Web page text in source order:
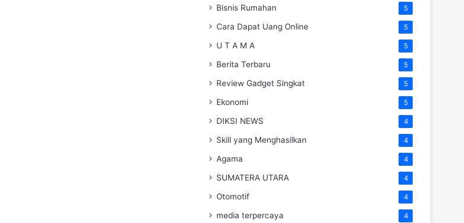
Bisnis Rumahan 5
Cara Dapat Uang Online 5
U T A M A 5
Berita Terbaru 5
Review Gadget Singkat 5
Ekonomi 5
DIKSI NEWS 4
Skill yang Menghasilkan 4
Agama 4
SUMATERA UTARA 4
Otomotif 4
media terpercaya 4